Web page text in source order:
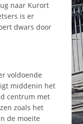
naar Kurort
is er
dwars door
voldoende
middenin het
centrum met
zoals het
de moeite